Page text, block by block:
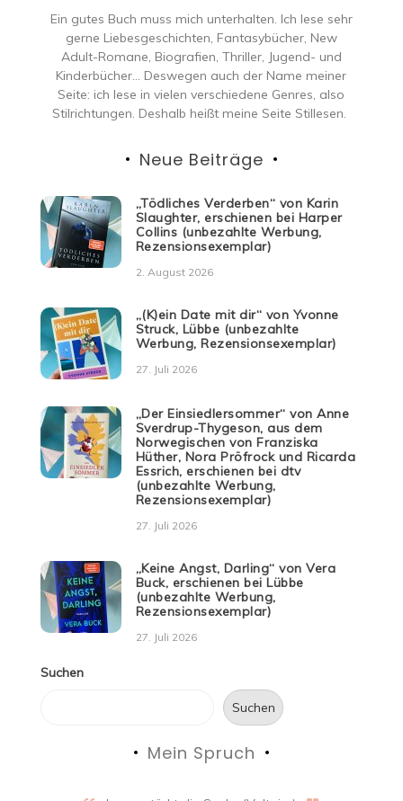
Ein gutes Buch muss mich unterhalten. Ich lese sehr
gerne Liebesgeschichten, Fantasybücher, New
Adult-Romane, Biografien, Thriller, Jugend- und
Kinderbücher… Deswegen auch der Name meiner
Seite: ich lese in vielen verschiedene Genres, also
Stilrichtungen. Deshalb heißt meine Seite Stillesen.
Neue Beiträge
„Tödliches Verderben“ von Karin
Slaughter, erschienen bei Harper
Collins (unbezahlte Werbung,
Rezensionsexemplar)
2. August 2026
„(K)ein Date mit dir“ von Yvonne
Struck, Lübbe (unbezahlte
Werbung, Rezensionsexemplar)
27. Juli 2026
„Der Einsiedlersommer“ von Anne
Sverdrup-Thygeson, aus dem
Norwegischen von Franziska
Hüther, Nora Pröfrock und Ricarda
Essrich, erschienen bei dtv
(unbezahlte Werbung,
Rezensionsexemplar)
27. Juli 2026
„Keine Angst, Darling“ von Vera
Buck, erschienen bei Lübbe
(unbezahlte Werbung,
Rezensionsexemplar)
27. Juli 2026
Suchen
Suchen
Mein Spruch